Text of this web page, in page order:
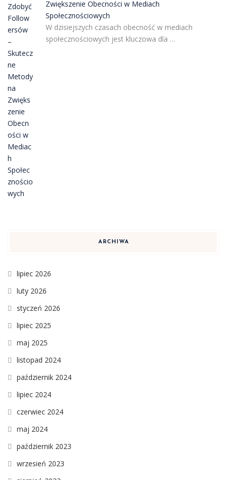
Zwiększenie Obecności w Mediach
Społecznościowych
W dzisiejszych czasach obecność w mediach
społecznościowych jest kluczowa dla …
ARCHIWA
lipiec 2026
luty 2026
styczeń 2026
lipiec 2025
maj 2025
listopad 2024
październik 2024
lipiec 2024
czerwiec 2024
maj 2024
październik 2023
wrzesień 2023